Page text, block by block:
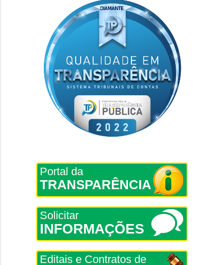
Portal da
TRANSPARÊNCIA
Solicitar
INFORMAÇÕES
Editais e Contratos de